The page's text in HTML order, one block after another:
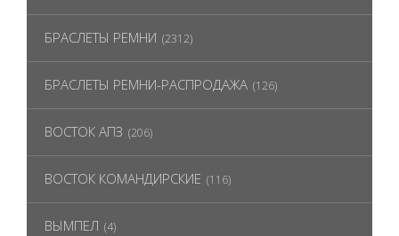
БРАСЛЕТЫ РЕМНИ (2312)
БРАСЛЕТЫ РЕМНИ-РАСПРОДАЖА (126)
ВОСТОК АПЗ (206)
ВОСТОК КОМАНДИРСКИЕ (116)
ВЫМПЕЛ (4)